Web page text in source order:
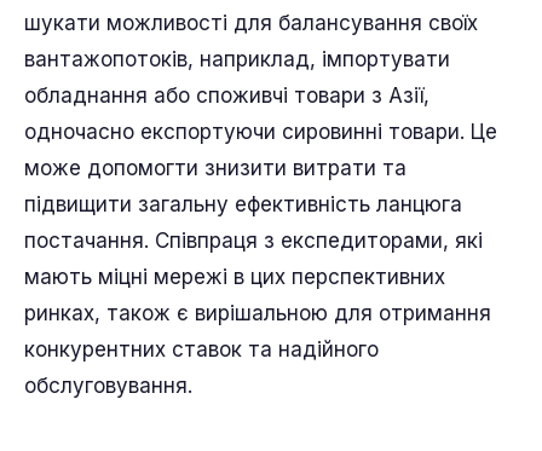
шукати можливості для балансування своїх
вантажопотоків, наприклад, імпортувати
обладнання або споживчі товари з Азії,
одночасно експортуючи сировинні товари. Це
може допомогти знизити витрати та
підвищити загальну ефективність ланцюга
постачання. Співпраця з експедиторами, які
мають міцні мережі в цих перспективних
ринках, також є вирішальною для отримання
конкурентних ставок та надійного
обслуговування.